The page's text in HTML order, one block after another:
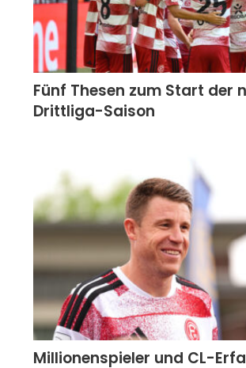
Fünf Thesen zum Start der
Drittliga-Saison
Millionenspieler und CL-